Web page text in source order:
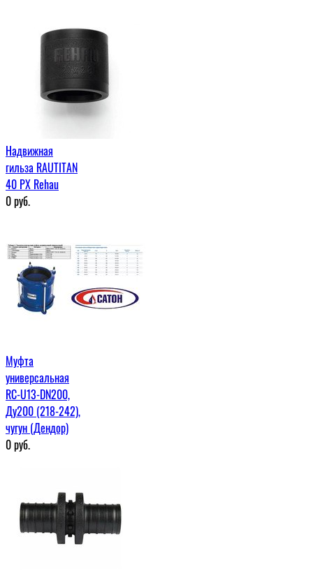
Надвижная
гильза RAUTITAN
40 PX Rehau
0руб.
Муфта
универсальная
RC-U13-DN200,
Ду200 (218-242),
чугун (Дендор)
0руб.